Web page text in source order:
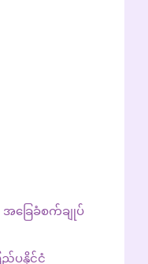
အခြေခံစက်ချုပ်
ည်ပနိုင်ငံ